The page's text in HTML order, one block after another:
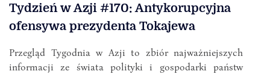
Tydzień w Azji #170: Antykorupcyjna
ofensywa prezydenta Tokajewa
Przegląd Tygodnia w Azji to zbiór najważniejszych
informacji ze świata polityki i gospodarki państw